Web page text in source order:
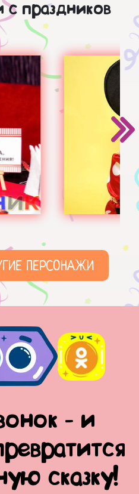
праздников
ПЕРСОНАЖИ
- и
сказку!